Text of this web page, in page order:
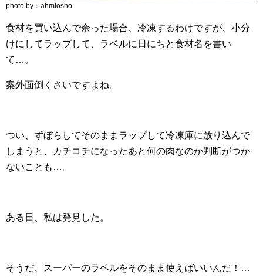
photo by：ahmiosho
食材を買い込んで余った場合、冷凍するわけですが、小分
けにしてラップして、ラベルに日にちと食材名を書い
て…。
案外面倒くさいですよね。
つい、ずぼらしてそのままラップして冷凍庫に放り込んで
しまうと、カチコチになったあと何の肉なのか判断がつか
ないことも…。
ある日、私は発見した。
そうだ、スーパーのラベルをそのまま使えばいいんだ！…